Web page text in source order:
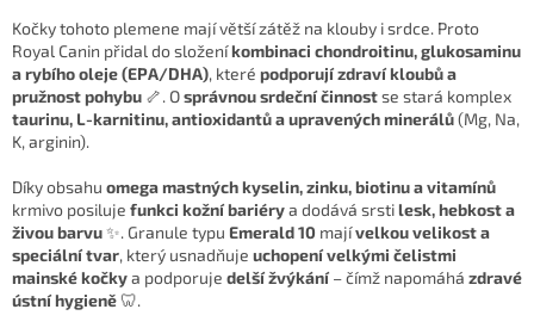
Kočky tohoto plemene mají větší zátěž na klouby i srdce. Proto
Royal Canin přidal do složeníkombinaci chondroitinu, glukosaminu
a rybího oleje (EPA/DHA), které podporují zdraví kloubů a
pružnost pohybu 🦴. Osprávnou srdeční činnostse stará komplex
taurinu, L-karnitinu, antioxidantů a upravených minerálů(Mg, Na,
K, arginin).
Díky obsahu omega mastných kyselin, zinku, biotinu a vitamínů
krmivo posiluje funkci kožní bariérya dodává srstilesk, hebkost a
živou barvu✨. Granule typu Emerald 10 majívelkou velikost a
speciální tvar, který usnadňuje uchopení velkými čelistmi
mainské kočkya podporuje delší žvýkání– čímž napomáhá zdravé
ústní hygieně 🦷.